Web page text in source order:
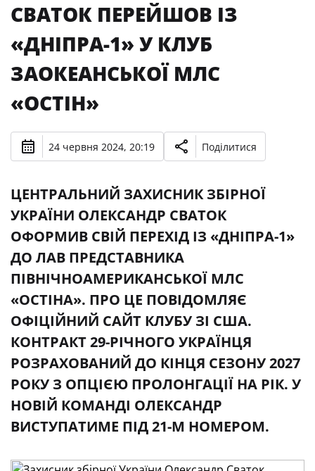
СВАТОК ПЕРЕЙШОВ ІЗ
«ДНІПРА-1» У КЛУБ
ЗАОКЕАНСЬКОЇ МЛС
«ОСТІН»
24 червня 2024, 20:19 Поділитися
ЦЕНТРАЛЬНИЙ ЗАХИСНИК ЗБІРНОЇ
УКРАЇНИ ОЛЕКСАНДР СВАТОК
ОФОРМИВ СВІЙ ПЕРЕХІД ІЗ «ДНІПРА-1»
ДО ЛАВ ПРЕДСТАВНИКА
ПІВНІЧНОАМЕРИКАНСЬКОЇ МЛС
«ОСТІНА». ПРО ЦЕ ПОВІДОМЛЯЄ
ОФІЦІЙНИЙ САЙТ КЛУБУ ЗІ США.
КОНТРАКТ 29-РІЧНОГО УКРАЇНЦЯ
РОЗРАХОВАНИЙ ДО КІНЦЯ СЕЗОНУ 2027
РОКУ З ОПЦІЄЮ ПРОЛОНГАЦІЇ НА РІК. У
НОВІЙ КОМАНДІ ОЛЕКСАНДР
ВИСТУПАТИМЕ ПІД 21-М НОМЕРОМ.